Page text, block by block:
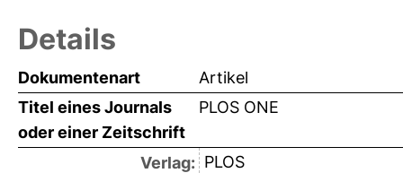
Details
Dokumentenart
Artikel
Titel eines Journals
oder einer Zeitschrift
PLOS ONE
Verlag: PLOS